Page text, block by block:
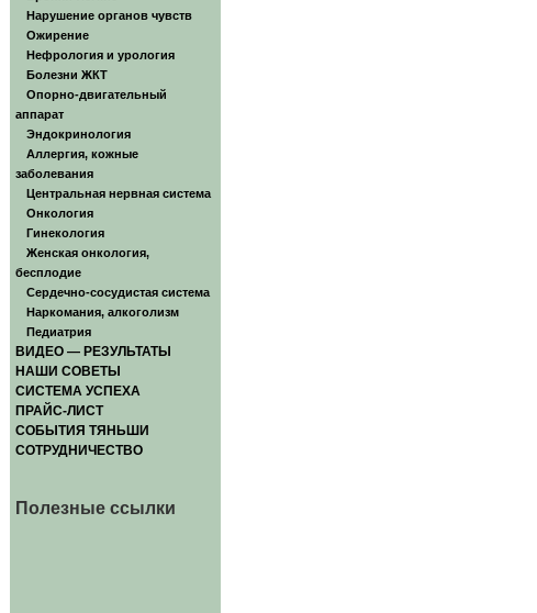
Нарушение органов чувств
Ожирение
Нефрология и урология
Болезни ЖКТ
Опорно-двигательный
аппарат
Эндокринология
Аллергия, кожные
заболевания
Центральная нервная система
Онкология
Гинекология
Женская онкология,
бесплодие
Сердечно-сосудистая система
Наркомания, алкоголизм
Педиатрия
ВИДЕО — РЕЗУЛЬТАТЫ
НАШИ СОВЕТЫ
СИСТЕМА УСПЕХА
ПРАЙС-ЛИСТ
СОБЫТИЯ ТЯНЬШИ
СОТРУДНИЧЕСТВО
Полезные ссылки